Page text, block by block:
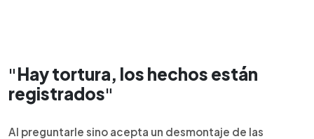
"Hay tortura, los hechos están
registrados"
Al preguntarle sino acepta un desmontaje de las